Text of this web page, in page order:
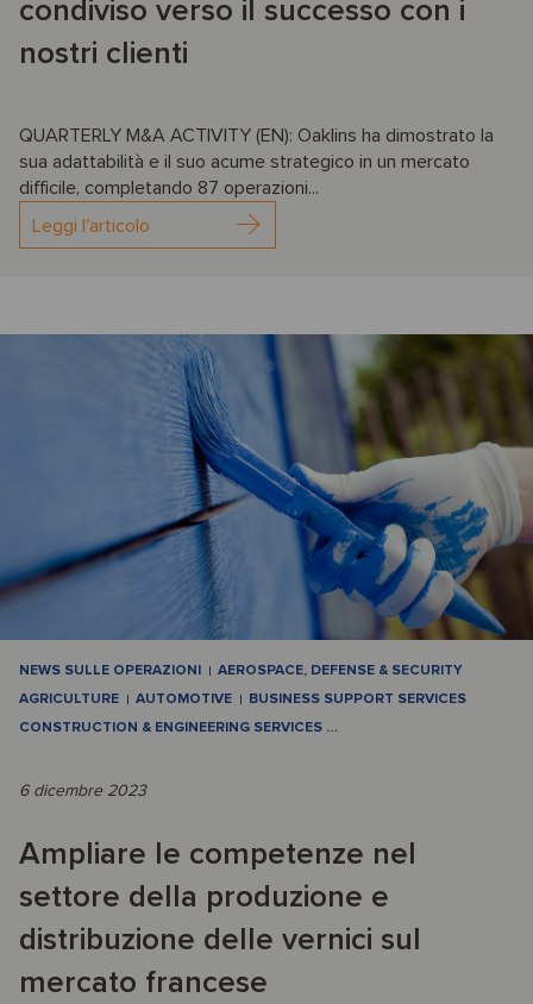
condiviso verso il successo con i
nostri clienti
QUARTERLY M&A ACTIVITY (EN): Oaklins ha dimostrato la
sua adattabilità e il suo acume strategico in un mercato
difficile, completando 87 operazioni...
Leggi l'articolo
NEWS SULLE OPERAZIONI
AEROSPACE, DEFENSE & SECURITY
AGRICULTURE
AUTOMOTIVE
BUSINESS SUPPORT SERVICES
CONSTRUCTION & ENGINEERING SERVICES …
6 dicembre 2023
Ampliare le competenze nel
settore della produzione e
distribuzione delle vernici sul
mercato francese